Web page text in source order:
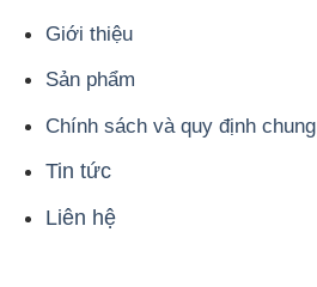
Giới thiệu
Sản phẩm
Chính sách và quy định chung
Tin tức
Liên hệ